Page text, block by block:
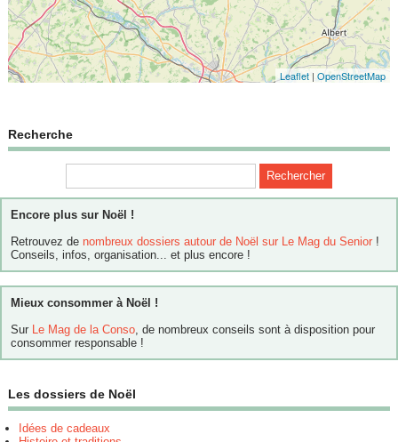
Leaflet |OpenStreetMap
Recherche
Encore plus sur Noël !
Retrouvez de nombreux dossiers autour de Noël sur Le Mag du Senior !
Conseils, infos, organisation... et plus encore !
Mieux consommer à Noël !
Sur
Le Mag de la Conso , de nombreux conseils sont à disposition pour
consommer responsable !
Les dossiers de Noël
Idées de cadeaux